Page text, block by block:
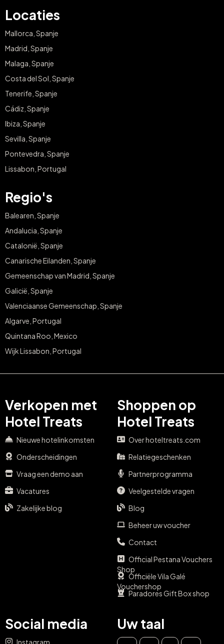
Locaties
Mallorca, Spanje
Madrid, Spanje
Malaga, Spanje
Costa del Sol, Spanje
Tenerife, Spanje
Cádiz, Spanje
Ibiza, Spanje
Sevilla, Spanje
Pontevedra, Spanje
Lissabon, Portugal
Regio's
Balearen, Spanje
Andalucia, Spanje
Catalonië, Spanje
Canarische Eilanden, Spanje
Gemeenschap van Madrid, Spanje
Galicië, Spanje
Valenciaanse Gemeenschap, Spanje
Algarve, Portugal
Quintana Roo, Mexico
Wijk Lissabon, Portugal
Verkopen met
Hotel Treats
Nieuwe hotelinkomsten
Onderscheidingen
Vraag een demo aan
Vacatures
Zakelijke blog
Shoppen op
Hotel Treats
Over hoteltreats.com
Relatiegeschenken
Partnerprogramma
Veelgestelde vragen
Blog
Beheer uw voucher
Contact
Official Pestana Vouchers
Shop
Officiële Vila Galé
Vouchershop
Paradores Gift Box shop
Social media
Instagram
Uw taal